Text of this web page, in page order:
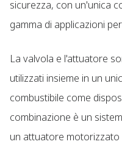
sicurezza, con un'unica
gamma di applicazioni
La valvola e l'attuatore
utilizzati insieme in un
combustibile come
combinazione è un
un attuatore